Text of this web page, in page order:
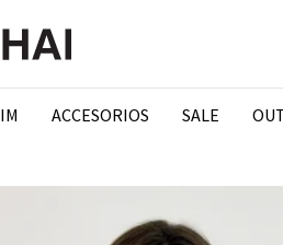
ACCESORIOS SALE